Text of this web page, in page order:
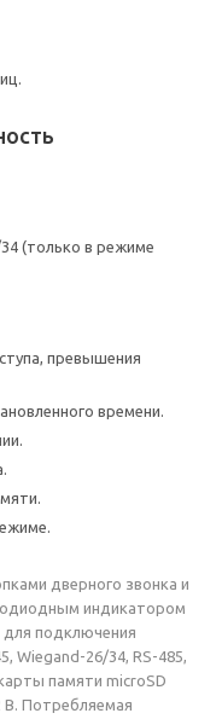
(только в режиме
превышения
времени.
дверного звонка и
индикатором
для подключения
Wiegand-26/34, RS-485,
памяти microSD
В. Потребляемая